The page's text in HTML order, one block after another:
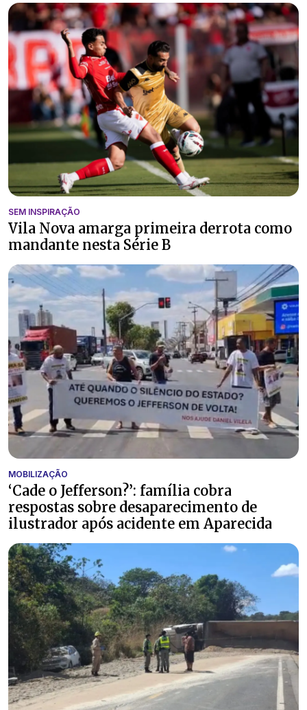
SEM INSPIRAÇÃO
Vila Nova amarga primeira derrota como
mandante nesta Série B
MOBILIZAÇÃO
‘Cade o Jefferson?’: família cobra
respostas sobre desaparecimento de
ilustrador após acidente em Aparecida